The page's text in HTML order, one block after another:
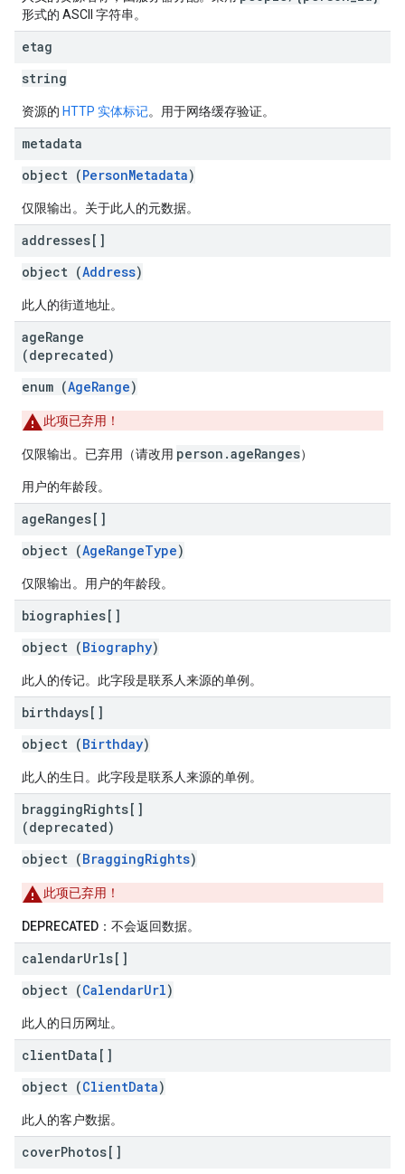
形式的 ASCII 字符串。
etag
string
资源的 HTTP 实体标记。用于网络缓存验证。
metadata
object (PersonMetadata)
仅限输出。关于此人的元数据。
addresses[]
object (Address)
此人的街道地址。
ageRange
(deprecated)
enum (AgeRange)
此项已弃用！
仅限输出。 已弃用 （请改用 person.ageRanges）
用户的年龄段。
ageRanges[]
object (AgeRangeType)
仅限输出。用户的年龄段。
biographies[]
object (Biography)
此人的传记。此字段是联系人来源的单例。
birthdays[]
object (Birthday)
此人的生日。此字段是联系人来源的单例。
braggingRights[]
(deprecated)
object (BraggingRights)
此项已弃用！
DEPRECATED ：不会返回数据。
calendarUrls[]
object (CalendarUrl)
此人的日历网址。
clientData[]
object (ClientData)
此人的客户数据。
coverPhotos[]